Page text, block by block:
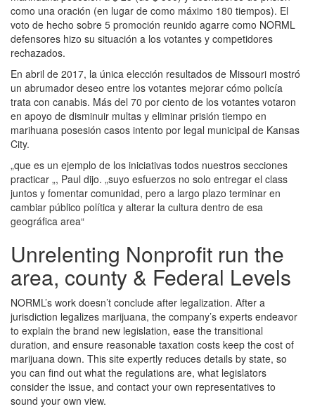
como una oración (en lugar de como máximo 180 tiempos). El
voto de hecho sobre 5 promoción reunido agarre como NORML
defensores hizo su situación a los votantes y competidores
rechazados.
En abril de 2017, la única elección resultados de Missouri mostró
un abrumador deseo entre los votantes mejorar cómo policía
trata con canabis. Más del 70 por ciento de los votantes votaron
en apoyo de disminuir multas y eliminar prisión tiempo en
marihuana posesión casos intento por legal municipal de Kansas
City.
„que es un ejemplo de los iniciativas todos nuestros secciones
practicar „, Paul dijo. „suyo esfuerzos no solo entregar el class
juntos y fomentar comunidad, pero a largo plazo terminar en
cambiar público política y alterar la cultura dentro de esa
geográfica area“
Unrelenting Nonprofit run the
area, county & Federal Levels
NORML’s work doesn’t conclude after legalization. After a
jurisdiction legalizes marijuana, the company’s experts endeavor
to explain the brand new legislation, ease the transitional
duration, and ensure reasonable taxation costs keep the cost of
marijuana down. This site expertly reduces details by state, so
you can find out what the regulations are, what legislators
consider the issue, and contact your own representatives to
sound your own view.